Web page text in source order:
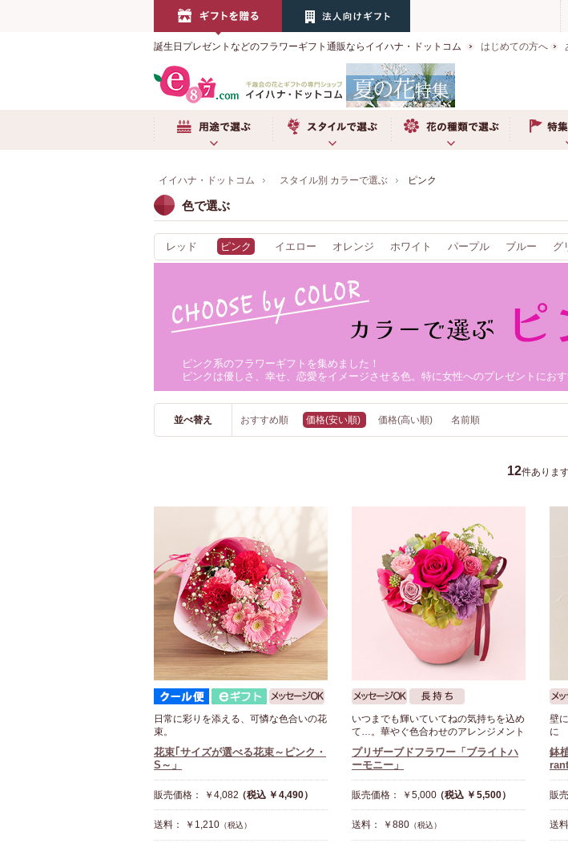
誕生日プレゼントなどのフラワーギフト通販ならイイハナ・ドットコム はじめての方へ
イイハナ・ドットコム スタイル別 カラーで選ぶ ピンク
色で選ぶ
レッド ピンク イエロー オレンジ ホワイト パープル ブルー グ
ピンク系のフラワーギフトを集めました！
ピンクは優しさ、幸せ、恋愛をイメージさせる色。特に女性へのプレゼントにおす
並べ替え おすすめ順 価格(安い順) 価格(高い順) 名前順
12件ありま
日常に彩りを添える、可憐な色合いの花
束。
花束｢サイズが選べる花束～ピンク・
S～」
販売価格： ￥4,082（税込 ￥4,490）
送料： ￥1,210 （税込）
いつまでも輝いていてねの気持ちを込め
て…。華やぐ色合わせのアレンジメント
プリザーブドフラワー「ブライトハ
ーモニー」
販売価格： ￥5,000（税込 ￥5,500）
送料： ￥880 （税込）
壁
に
鉢
販
送